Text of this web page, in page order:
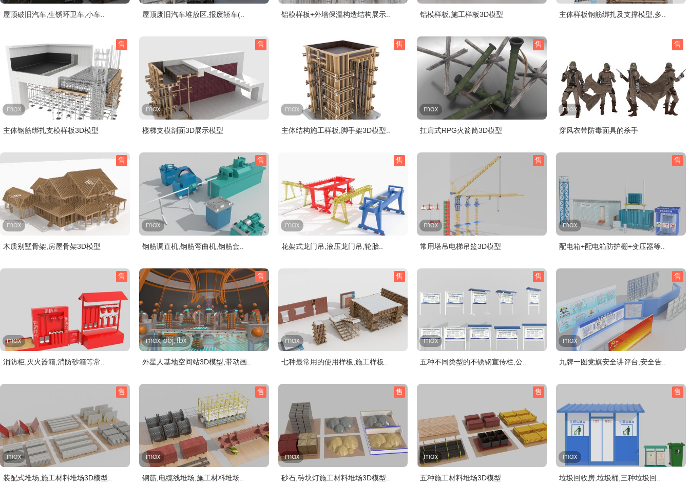
屋顶破旧汽车,生锈环卫车,小车.. 屋顶废旧汽车堆放区,报废轿车(.. 铝模样板+外墙保温构造结构展示.. 铝模样板,施工样板3D模型 主体样板钢筋绑扎及支撑模型,多..
售
max
主体钢筋绑扎支模样板3D模型
售
max
楼梯支模剖面3D展示模型
售
max
主体结构施工样板,脚手架3D模型..
售
max
扛肩式RPG火箭筒3D模型
售
max
穿风衣带防毒面具的杀手
售
max
木质别墅骨架,房屋骨架3D模型
售
max
钢筋调直机,钢筋弯曲机,钢筋套..
售
max
花架式龙门吊,液压龙门吊,轮胎..
售
max
常用塔吊电梯吊篮3D模型
售
max
配电箱+配电箱防护棚+变压器等..
售
max
消防柜,灭火器箱,消防砂箱等常..
售
max, obj, fbx
外星人基地空间站3D模型,带动画..
售
max
七种最常用的使用样板,施工样板..
售
max
五种不同类型的不锈钢宣传栏,公..
售
max
九牌一图党旗安全讲评台,安全告..
售
max
装配式堆场,施工材料堆场3D模型..
售
max
钢筋,电缆线堆场,施工材料堆场..
售
max
砂石,砖块灯施工材料堆场3D模型..
售
max
五种施工材料堆场3D模型
售
max
垃圾回收房,垃圾桶,三种垃圾回..